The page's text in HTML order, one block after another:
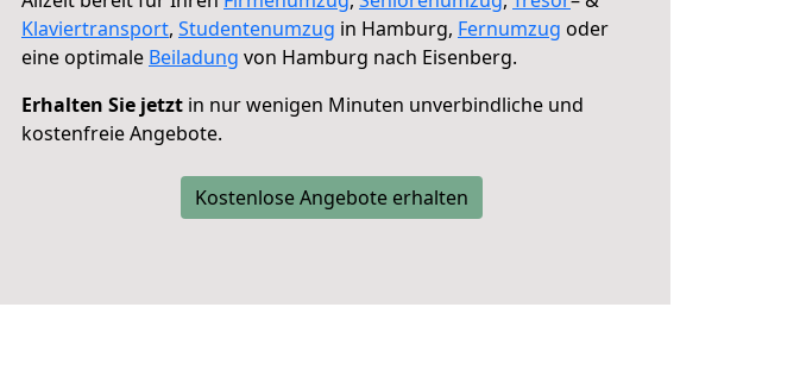
Klaviertransport, Studentenumzug in Hamburg, Fernumzug oder
eine optimale Beiladung von Hamburg nach Eisenberg.
Erhalten Sie jetzt in nur wenigen Minuten unverbindliche und
kostenfreie Angebote.
Kostenlose Angebote erhalten